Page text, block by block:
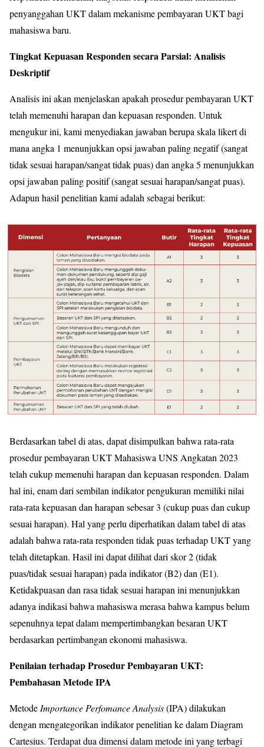
penyanggahan UKT dalam mekanisme pembayaran UKT bagi
mahasiswa baru.
Tingkat Kepuasan Responden secara Parsial: Analisis
Deskriptif
Analisis ini akan menjelaskan apakah prosedur pembayaran UKT
telah memenuhi harapan dan kepuasan responden. Untuk
mengukur ini, kami menyediakan jawaban berupa skala likert di
mana angka 1 menunjukkan opsi jawaban paling negatif (sangat
tidak sesuai harapan/sangat tidak puas) dan angka 5 menunjukkan
opsi jawaban paling positif (sangat sesuai harapan/sangat puas).
Adapun hasil penelitian kami adalah sebagai berikut:
Berdasarkan tabel di atas, dapat disimpulkan bahwa rata-rata
prosedur pembayaran UKT Mahasiswa UNS Angkatan 2023
telah cukup memenuhi harapan dan kepuasan responden. Dalam
hal ini, enam dari sembilan indikator pengukuran memiliki nilai
rata-rata kepuasan dan harapan sebesar 3 (cukup puas dan cukup
sesuai harapan). Hal yang perlu diperhatikan dalam tabel di atas
adalah bahwa rata-rata responden tidak puas terhadap UKT yang
telah ditetapkan. Hasil ini dapat dilihat dari skor 2 (tidak
puas/tidak sesuai harapan) pada indikator (B2) dan (E1).
Ketidakpuasan dan rasa tidak sesuai harapan ini menunjukkan
adanya indikasi bahwa mahasiswa merasa bahwa kampus belum
sepenuhnya tepat dalam mempertimbangkan besaran UKT
berdasarkan pertimbangan ekonomi mahasiswa.
Penilaian terhadap Prosedur Pembayaran UKT:
Pembahasan Metode IPA
MetodeImportance Perfomance Analysis(IPA) dilakukan
dengan mengategorikan indikator penelitian ke dalam Diagram
Cartesius. Terdapat dua dimensi dalam metode ini yang terbagi